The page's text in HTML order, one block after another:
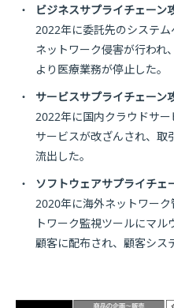
・
ビジネスサプライチェーン
2022年に委託先のシステ
ネットワーク侵害が行われ
より医療業務が停止した。
・
サービスサプライチェーン
2022年に国内クラウドサ
サービスが改ざんされ、取
流出した。
・
ソフトウェアサプライチェ
2020年に海外ネットワー
トワーク監視ツールにマ
顧客に配布され、顧客シス